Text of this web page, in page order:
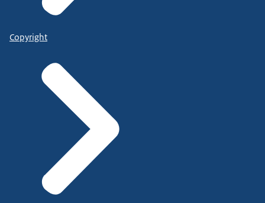
Copyright